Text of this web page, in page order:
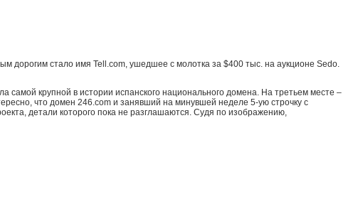
стало имя Tell.com, ушедшее с молотка за $400 тыс. на аукционе Sedo.
самой крупной в истории испанского национального домена. На третьем месте –
что домен 246.com и занявший на минувшей неделе 5-ую строчку с
детали которого пока не разглашаются. Судя по изображению,